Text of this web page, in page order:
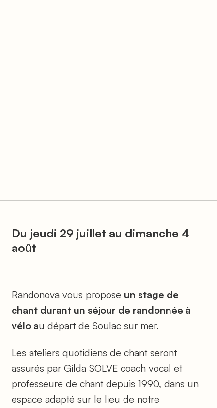
Du jeudi 29 juillet au dimanche 4
août
Randonova vous propose un stage de
chant durant un séjour de randonnée à
vélo au départ de Soulac sur mer.
Les ateliers quotidiens de chant seront
assurés par Gilda SOLVE coach vocal et
professeure de chant depuis 1990, dans un
espace adapté sur le lieu de notre